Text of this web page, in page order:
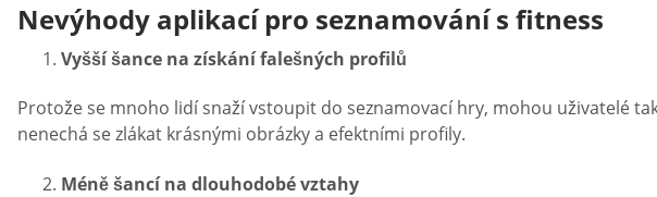
Nevýhody aplikací pro seznamování s fitness
Vyšší šance na získání falešných profilů
Protože se mnoho lidí snaží vstoupit do seznamovací hry, mohou uživatelé
nenechá se zlákat krásnými obrázky a efektními profily.
Méně šancí na dlouhodobé vztahy